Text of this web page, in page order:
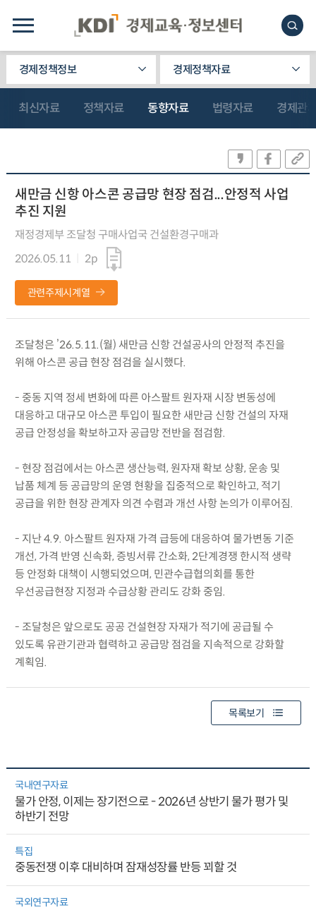
경제정책정보 경제정책자료
최신자료 정책자료 동향자료 법령자료 경제관
새만금 신항 아스콘 공급망 현장 점검...안정적 사업
추진 지원
재정경제부 조달청 구매사업국 건설환경구매과
2026.05.11
2p
관련주제시계열
조달청은 ’26.5.11.(월) 새만금 신항 건설공사의 안정적 추진을
위해 아스콘 공급 현장 점검을 실시했다.
- 중동 지역 정세 변화에 따른 아스팔트 원자재 시장 변동성에
대응하고 대규모 아스콘 투입이 필요한 새만금 신항 건설의 자재
공급 안정성을 확보하고자 공급망 전반을 점검함.
- 현장 점검에서는 아스콘 생산능력, 원자재 확보 상황, 운송 및
납품 체계 등 공급망의 운영 현황을 집중적으로 확인하고, 적기
공급을 위한 현장 관계자 의견 수렴과 개선 사항 논의가 이루어짐.
- 지난 4.9. 아스팔트 원자재 가격 급등에 대응하여 물가변동 기준
개선, 가격 반영 신속화, 증빙서류 간소화, 2단계경쟁 한시적 생략
등 안정화 대책이 시행되었으며, 민관수급협의회를 통한
우선공급현장 지정과 수급상황 관리도 강화 중임.
- 조달청은 앞으로도 공공 건설현장 자재가 적기에 공급될 수
있도록 유관기관과 협력하고 공급망 점검을 지속적으로 강화할
계획임.
목록보기
국내연구자료
물가 안정, 이제는 장기전으로 - 2026년 상반기 물가 평가 및
하반기 전망
특집
중동전쟁 이후 대비하며 잠재성장률 반등 꾀할 것
국외연구자료